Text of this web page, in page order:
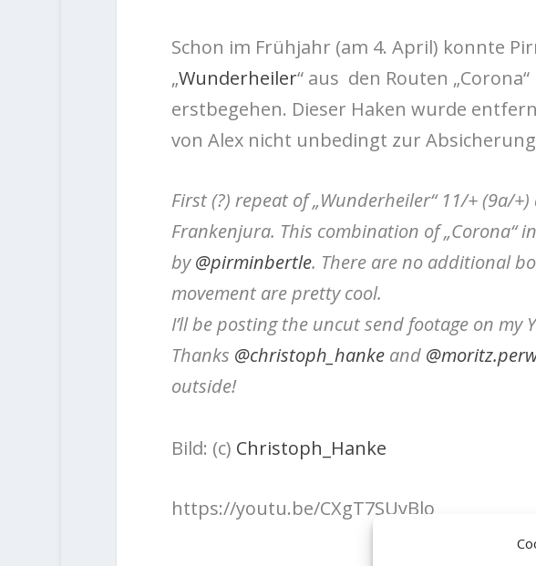
Schon im Frühjahr (am 4. April) konnte
„Wunderheiler“ aus den Routen
erstbegehen. Dieser Haken wurde
von Alex nicht unbedingt zur
First (?) repeat of „Wunderheiler“ 11/+ (9a/
Frankenjura. This combination of „Corona“
by@pirminbertle. There are no additional
movement are pretty cool. ⁠
I’ll be posting the uncut send footage on my
Thanks @christoph_hankeand
outside! ⁠
Bild: (c) Christoph_Hanke
https://youtu.be/CXgT7SUyBlo